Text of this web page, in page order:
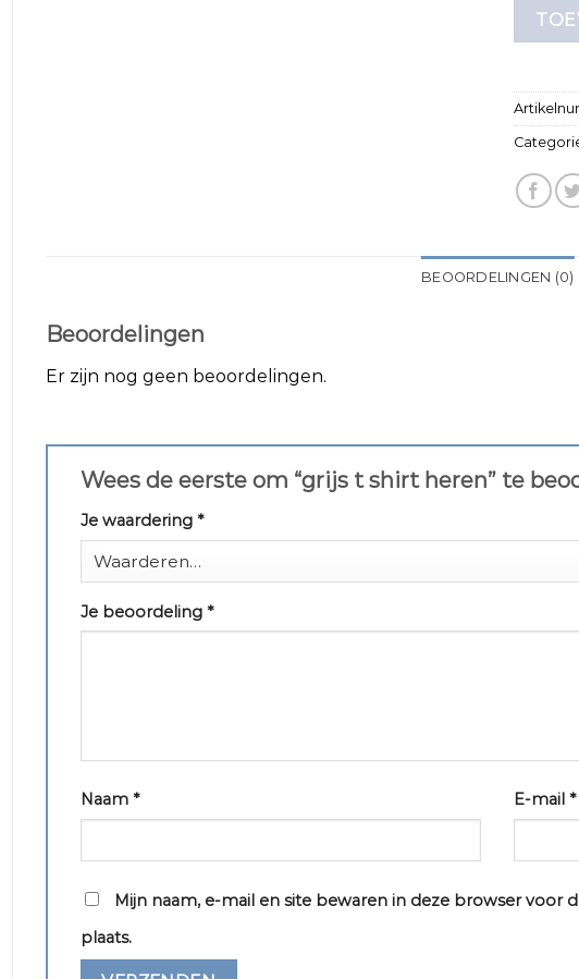
BEOORDELINGEN (0)
Beoordelingen
Er zijn nog geen beoordelingen.
Wees de eerste om “grijs t shirt heren” te
Je waardering *
Je beoordeling *
Naam * E-mail*
Mijn naam, e-mail en site bewaren in deze browser voor
plaats.